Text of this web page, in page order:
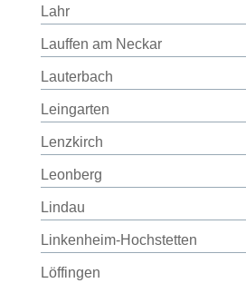
Lahr
Lauffen am Neckar
Lauterbach
Leingarten
Lenzkirch
Leonberg
Lindau
Linkenheim-Hochstetten
Löffingen